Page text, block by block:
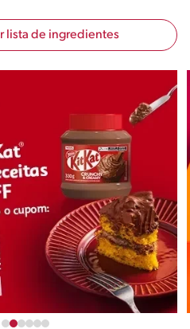
lista de ingredientes